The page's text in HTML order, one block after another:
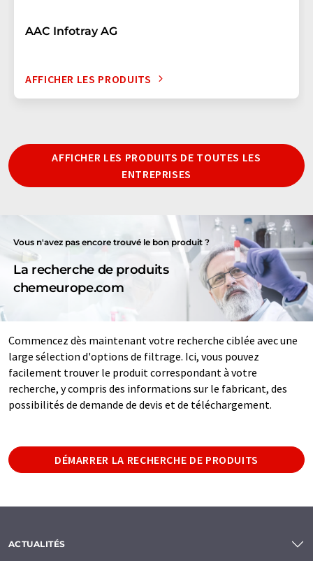
AAC Infotray AG
AFFICHER LES PRODUITS
AFFICHER LES PRODUITS DE TOUTES LES
ENTREPRISES
Vous n'avez pas encore trouvé le bon produit ?
La recherche de produits
chemeurope.com
Commencez dès maintenant votre recherche ciblée avec une
large sélection d'options de filtrage. Ici, vous pouvez
facilement trouver le produit correspondant à votre
recherche, y compris des informations sur le fabricant, des
possibilités de demande de devis et de téléchargement.
DÉMARRER LA RECHERCHE DE PRODUITS
ACTUALITÉS